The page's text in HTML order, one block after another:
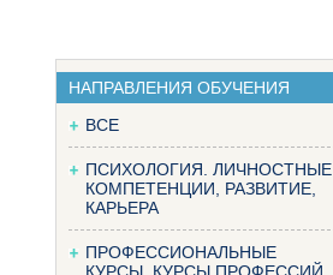
НАПРАВЛЕНИЯ ОБУЧЕНИЯ
ВСЕ
ПСИХОЛОГИЯ. ЛИЧНОСТНЫЕ
КОМПЕТЕНЦИИ, РАЗВИТИЕ,
КАРЬЕРА
ПРОФЕССИОНАЛЬНЫЕ